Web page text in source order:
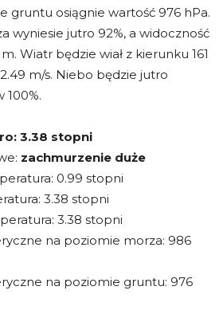
gruntu osiągnie wartość 976 hPa.
wyniesie jutro 92%, a widoczność
Wiatr będzie wiał z kierunku 161
m/s. Niebo będzie jutro
3.38 stopni
zachmurzenie duże
0.99 stopni
3.38 stopni
3.38 stopni
na poziomie morza: 986
na poziomie gruntu: 976